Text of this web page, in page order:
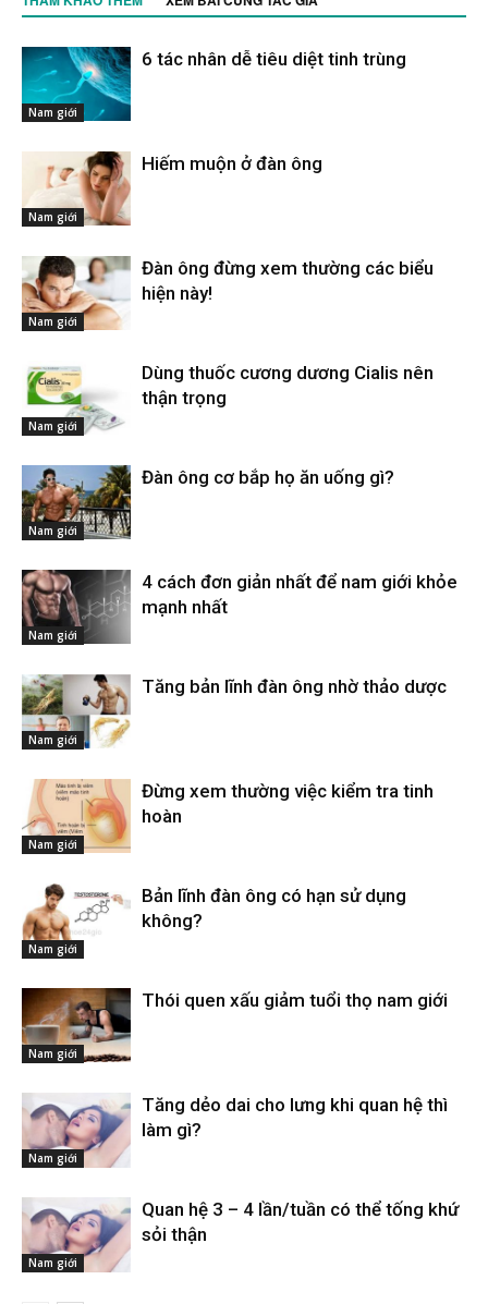
Nam giới
6 tác nhân dễ tiêu diệt tinh trùng
Nam giới
Hiếm muộn ở đàn ông
Nam giới
Đàn ông đừng xem thường các biểu
hiện này!
Nam giới
Dùng thuốc cương dương Cialis nên
thận trọng
Nam giới
Đàn ông cơ bắp họ ăn uống gì?
Nam giới
4 cách đơn giản nhất để nam giới khỏe
mạnh nhất
Nam giới
Tăng bản lĩnh đàn ông nhờ thảo dược
Nam giới
Đừng xem thường việc kiểm tra tinh
hoàn
Nam giới
Bản lĩnh đàn ông có hạn sử dụng
không?
Nam giới
Thói quen xấu giảm tuổi thọ nam giới
Nam giới
Tăng dẻo dai cho lưng khi quan hệ thì
làm gì?
Nam giới
Quan hệ 3 – 4 lần/tuần có thể tống khứ
sỏi thận